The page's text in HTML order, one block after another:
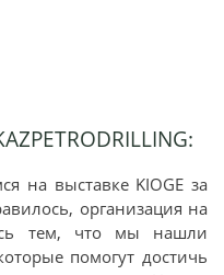
на выставке KIOGE за
организация на
тем, что мы нашли
помогут достичь